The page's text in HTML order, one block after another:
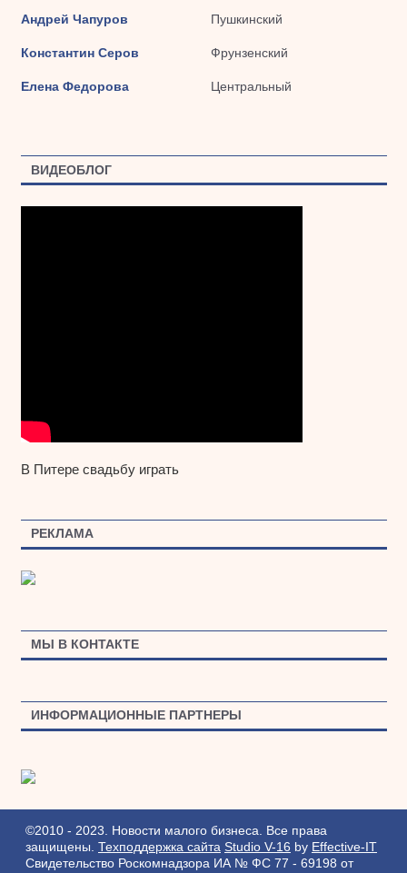
Андрей Чапуров Пушкинский
Константин Серов Фрунзенский
Елена Федорова Центральный
ВИДЕОБЛОГ
В Питере свадьбу играть
РЕКЛАМА
МЫ В КОНТАКТЕ
ИНФОРМАЦИОННЫЕ ПАРТНЕРЫ
©2010 - 2023. Новости малого бизнеса. Все права
защищены. Техподдержка сайта Studio V-16 by Effective-IT
Свидетельство Роскомнадзора ИА № ФС 77 - 69198 от